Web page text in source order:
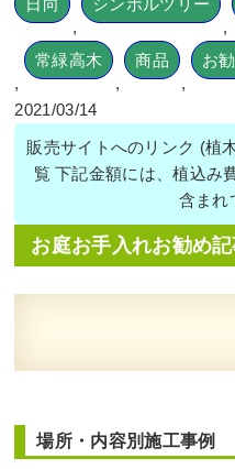
日向
,
シンボルツリー
,
,
常緑高木
,
商品
,
お
2021/03/14
販売サイトへのリンク (植
覧 下記金額には、植込み
含まれ
お庭お手入れお勧め
場所・内容別施工事例